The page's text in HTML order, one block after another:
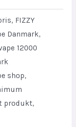
, FIZZY
Danmark,
12000
shop,
produkt,